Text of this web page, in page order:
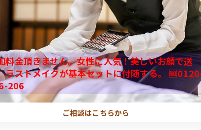
家族葬で後悔しがちな落とし穴とは
哲学的に見る家族とは何かと家族葬の違い
家族とは何か？哲学的視点と家族葬
家族の定義が家族葬に与える影響表
家族とはどこまで？家族葬の範囲考察
一言で語る家族観と葬儀の関係性
家族葬で問われる“家族とは”の意味
検討することが有効です。準備期間が
た計画を立てることが失敗回避につなが
家族葬でよくある失敗例と対策
招待範囲の誤解：親族の範囲を明確
見積もり不足：複数社から詳細見積
準備期間の短さ：余裕を持った計画
料金頂きません。女性に人気！美しいお顔で送
ラストメイクが基本セットに付随する。
206
ご相談はこちらから